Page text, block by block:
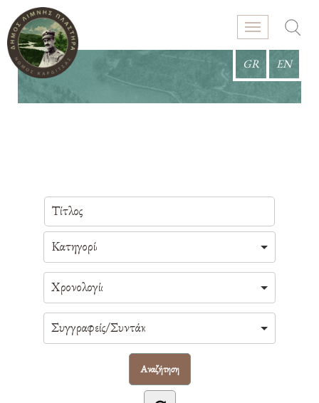
GR EN